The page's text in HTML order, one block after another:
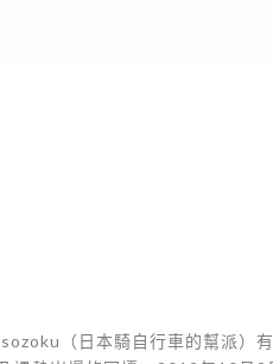
（日本騎自行車的幫派）